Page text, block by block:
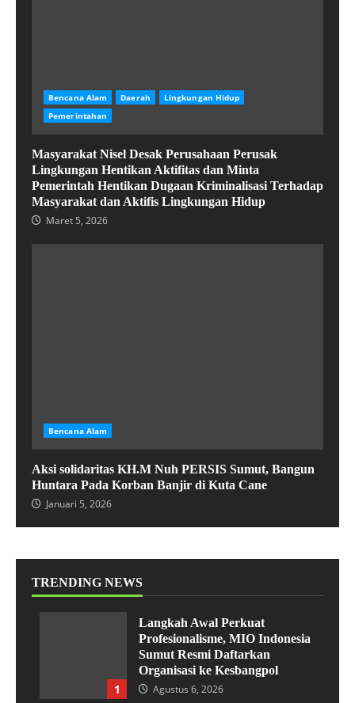
Bencana Alam Daerah
Lingkungan Hidup
Pemerintahan
Masyarakat Nisel Desak Perusahaan Perusak
Lingkungan Hentikan Aktifitas dan Minta
Pemerintah Hentikan Dugaan Kriminalisasi Terhadap
Masyarakat dan Aktifis Lingkungan Hidup
Maret 5, 2026
Bencana Alam
Aksi solidaritas KH.M Nuh PERSIS Sumut, Bangun
Huntara Pada Korban Banjir di Kuta Cane
Januari 5, 2026
TRENDING NEWS
1
Langkah Awal Perkuat
Profesionalisme, MIO Indonesia
Sumut Resmi Daftarkan
Organisasi ke Kesbangpol
Agustus 6, 2026